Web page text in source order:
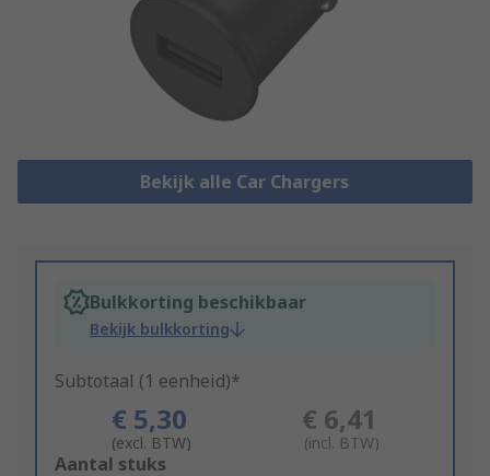
Bekijk alle Car Chargers
Bulkkorting beschikbaar
Bekijk bulkkorting
Subtotaal (1 eenheid)*
€ 5,30
(excl. BTW)
€ 6,41
(incl. BTW)
Add
Aantal stuks